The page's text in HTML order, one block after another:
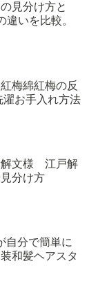
見分け方と
いを比較。
梅綿紅梅の反
濯お手入れ方法
文様 江戸解
分け方
自分で簡単に
和髪ヘアスタ